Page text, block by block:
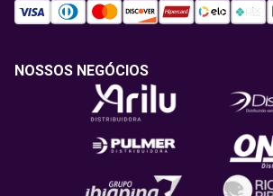
NOSSOS NEGÓCIOS